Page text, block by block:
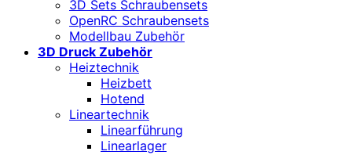
3D Sets Schraubensets
OpenRC Schraubensets
Modellbau Zubehör
3D Druck Zubehör
Heiztechnik
Heizbett
Hotend
Lineartechnik
Linearführung
Linearlager